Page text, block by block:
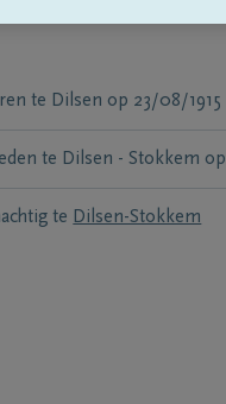
te Dilsen op 23/08/1915
te Dilsen - Stokkem op
te Dilsen-Stokkem